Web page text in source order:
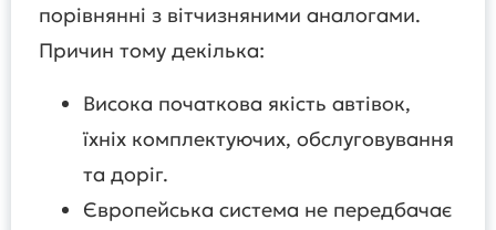
порівнянні з вітчизняними аналогами.
Причин тому декілька:
Висока початкова якість автівок,
їхніх комплектуючих, обслуговування
та доріг.
Європейська система не передбачає